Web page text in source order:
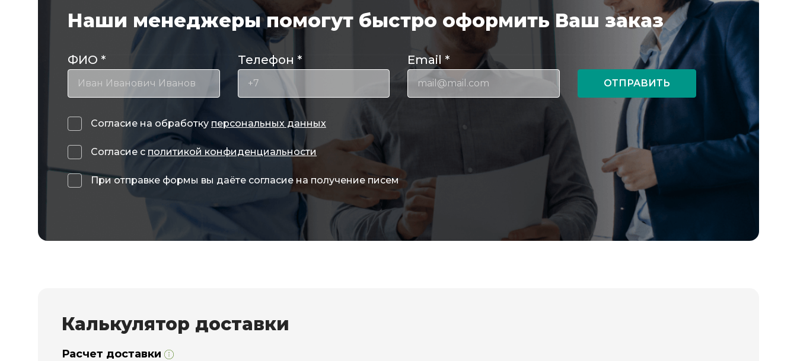
Наши менеджеры помогут быстро оформить Ваш заказ
ФИО * Телефон * Email *
ОТПРАВИТЬ
Согласие на обработку персональных данных
Согласие с политикой конфиденциальности
При отправке формы вы даёте согласие на получение писем
Калькулятор доставки
Расчет доставки